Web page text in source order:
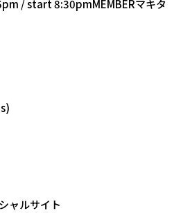
/ start 8:30pmMEMBERマキタ
ャルサイト